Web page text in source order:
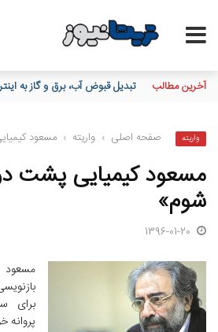
آخرین مطالب تبدیل قبوض آب، برق و گاز به
واریته صفحه اصلی › واریته › مسعود
مسعود کیمیایی پشت
شوم»
1396-01-20
مسعود
برای
پروانه